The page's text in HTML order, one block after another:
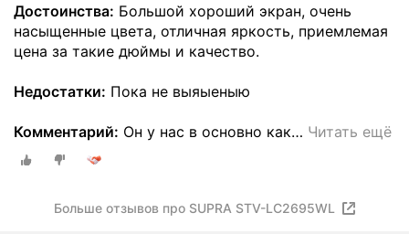
Достоинства: Большой хороший экран, очень
насыщенные цвета, отличная яркость, приемлемая
цена за такие дюймы и качество.
Недостатки: Пока не выяыеныю
Комментарий: Он у нас в основно как… Читать ещё
Больше отзывов про SUPRA STV-LC2695WL